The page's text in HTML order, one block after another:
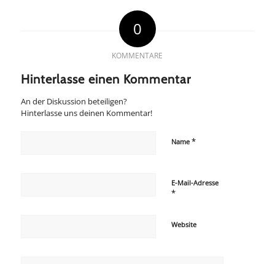
0
KOMMENTARE
Hinterlasse einen Kommentar
An der Diskussion beteiligen?
Hinterlasse uns deinen Kommentar!
Name *
E-Mail-Adresse
*
Website